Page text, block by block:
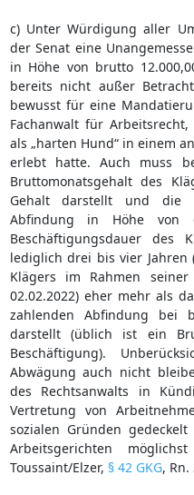
c) Unter Würdigung aller
der Senat eine
in Höhe von brutto
bereits nicht außer
bewusst für eine
Fachanwalt für
als „harten Hund“ in einem
erlebt hatte. Auch muss
Bruttomonatsgehalt des
Gehalt darstellt und die
Abfindung in Höhe von
Beschäftigungsdauer
lediglich drei bis vier Jahren
Klägers im Rahmen
02.02.2022) eher mehr als
zahlenden Abfindung bei
darstellt (üblich ist ein
Beschäftigung).
Abwägung auch nicht
des Rechtsanwalts in
Vertretung von
sozialen Gründen
Arbeitsgerichten
Toussaint/Elzer, § 42 GKG, Rn.